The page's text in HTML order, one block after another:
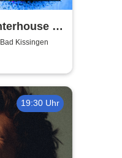
-
Kissingen
19:30 Uhr